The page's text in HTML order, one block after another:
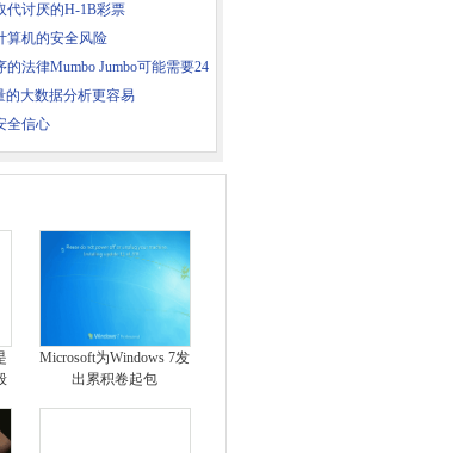
代讨厌的H-1B彩票
算机的安全风险
法律Mumbo Jumbo可能需要24
的大数据分析更容易
全信心
Microsoft为Windows 7发
出累积卷起包